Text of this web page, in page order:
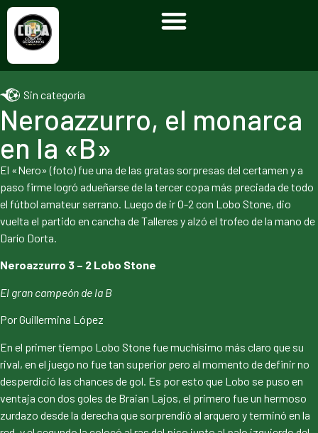
Sin categoría
Neroazzurro, el monarca
en la «B»
El «Nero» (foto) fue una de las gratas sorpresas del certamen y a
paso firme logró adueñarse de la tercer copa más preciada de todo
el fútbol amateur serrano. Luego de ir 0-2 con Lobo Stone, dio
vuelta el partido en cancha de Talleres y alzó el trofeo de la mano de
Darío Dorta.
Neroazzurro 3 – 2 Lobo Stone
El gran campeón de la B
Por Guillermina López
En el primer tiempo Lobo Stone fue muchísimo más claro que su
rival, en el juego no fue tan superior pero al momento de definir no
desperdició las chances de gol. Es por esto que Lobo se puso en
ventaja con dos goles de Braian Lajos, el primero fue un hermoso
zurdazo desde la derecha que sorprendió al arquero y terminó en la